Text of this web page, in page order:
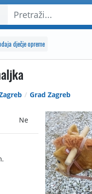
dječje opreme
Grad Zagreb
Ne